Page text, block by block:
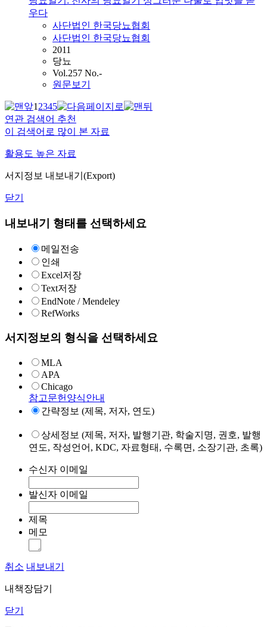
우다
사단법인 한국당뇨협회
사단법인 한국당뇨협회
2011
당뇨
Vol.257 No.-
원문보기
12345
연관 검색어 추천
이 검색어로 많이 본 자료
활용도 높은 자료
서지정보 내보내기(Export)
닫기
내보내기 형태를 선택하세요
메일전송
인쇄
Excel저장
Text저장
EndNote / Mendeley
RefWorks
서지정보의 형식을 선택하세요
MLA
APA
Chicago
참고문헌양식안내
간략정보 (제목, 저자, 연도)
상세정보 (제목, 저자, 발행기관, 학술지명, 권호, 발행
연도, 작성언어, KDC, 자료형태, 수록면, 소장기관, 초록)
수신자 이메일
발신자 이메일
제목
메모
취소 내보내기
내책장담기
닫기